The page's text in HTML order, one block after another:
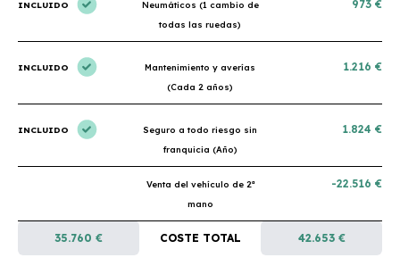
INCLUIDO
Neumáticos (1 cambio de
todas las ruedas)
973 €
INCLUIDO
Mantenimiento y averías
(Cada 2 años)
1.216 €
INCLUIDO
Seguro a todo riesgo sin
franquicia (Año)
1.824 €
Venta del vehículo de 2ª
mano
-22.516 €
35.760 € COSTE TOTAL 42.653 €